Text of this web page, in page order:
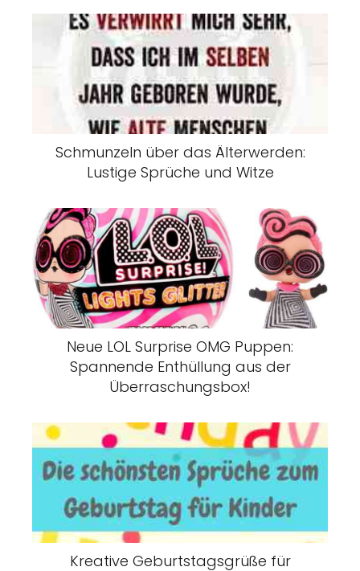
Schmunzeln über das Älterwerden:
Lustige Sprüche und Witze
Neue LOL Surprise OMG Puppen:
Spannende Enthüllung aus der
Überraschungsbox!
Kreative Geburtstagsgrüße für